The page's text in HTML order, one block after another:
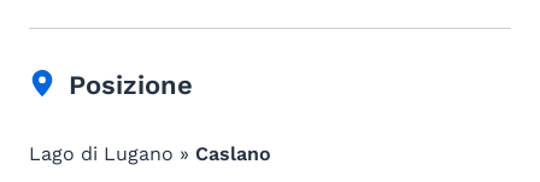
Posizione
Lago di Lugano » Caslano